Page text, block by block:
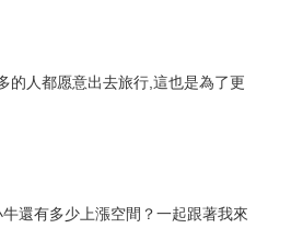
的人都愿意出去旅行,這也是為了更
還有多少上漲空間？一起跟著我來